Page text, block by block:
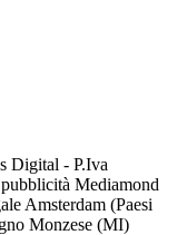
Digital - P.Iva
Mediamond
Amsterdam (Paesi
Monzese (MI)